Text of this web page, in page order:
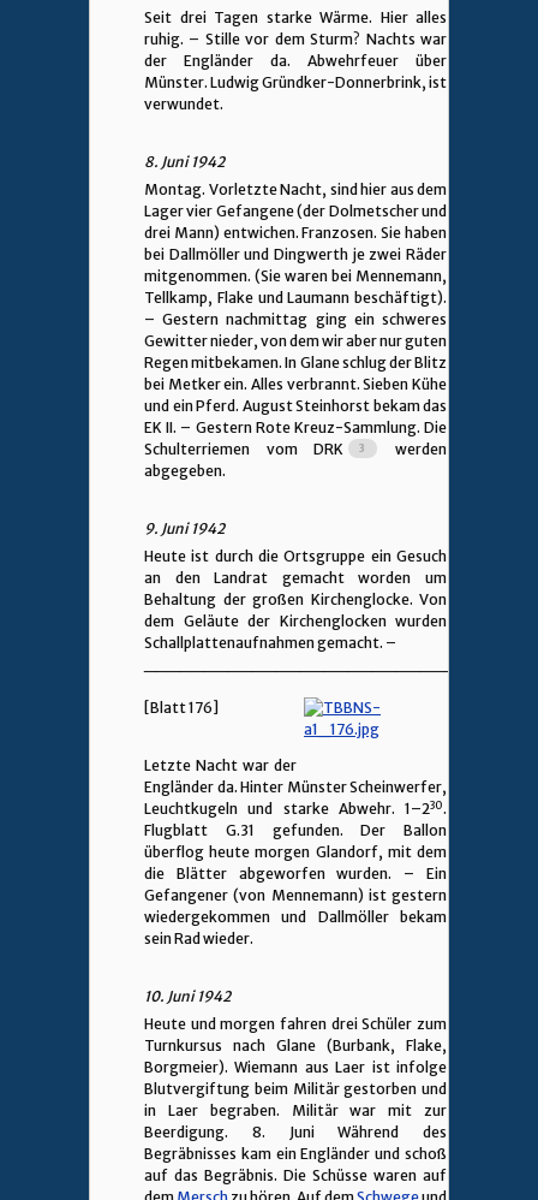
Seit drei Tagen starke Wärme. Hier alles
ruhig. – Stille vor dem Sturm? Nachts war
der Engländer da. Abwehrfeuer über
Münster. Ludwig Gründker-Donnerbrink, ist
verwundet.
8. Juni 1942
Montag. Vorletzte Nacht, sind hier aus dem
Lager vier Gefangene (der Dolmetscher und
drei Mann) entwichen. Franzosen. Sie haben
bei Dallmöller und Dingwerth je zwei Räder
mitgenommen. (Sie waren bei Mennemann,
Tellkamp, Flake und Laumann beschäftigt).
– Gestern nachmittag ging ein schweres
Gewitter nieder, von dem wir aber nur guten
Regen mitbekamen. In Glane schlug der Blitz
bei Metker ein. Alles verbrannt. Sieben Kühe
und ein Pferd. August Steinhorst bekam das
EK II. – Gestern Rote Kreuz-Sammlung. Die
Schulterriemen vom DRK
werden
abgegeben.
9. Juni 1942
Heute ist durch die Ortsgruppe ein Gesuch
an den Landrat gemacht worden um
Behaltung der großen Kirchenglocke. Von
dem Geläute der Kirchenglocken wurden
Schallplattenaufnahmen gemacht. –
[Blatt 176]
Letzte Nacht war der
Engländer da. Hinter Münster Scheinwerfer,
Leuchtkugeln und starke Abwehr. 1–230.
Flugblatt G.31 gefunden. Der Ballon
überflog heute morgen Glandorf, mit dem
die Blätter abgeworfen wurden. – Ein
Gefangener (von Mennemann) ist gestern
wiedergekommen und Dallmöller bekam
sein Rad wieder.
10. Juni 1942
Heute und morgen fahren drei Schüler zum
Turnkursus nach Glane (Burbank, Flake,
Borgmeier). Wiemann aus Laer ist infolge
Blutvergiftung beim Militär gestorben und
in Laer begraben. Militär war mit zur
Beerdigung. 8. Juni Während des
Begräbnisses kam ein Engländer und schoß
auf das Begräbnis. Die Schüsse waren auf